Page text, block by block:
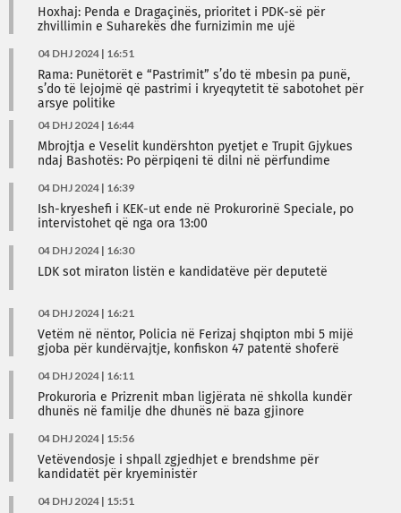
Hoxhaj: Penda e Dragaçinës, prioritet i PDK-së për
zhvillimin e Suharekës dhe furnizimin me ujë
04 DHJ 2024 | 16:51
Rama: Punëtorët e “Pastrimit” s’do të mbesin pa punë,
s’do të lejojmë që pastrimi i kryeqytetit të sabotohet për
arsye politike
04 DHJ 2024 | 16:44
Mbrojtja e Veselit kundërshton pyetjet e Trupit Gjykues
ndaj Bashotës: Po përpiqeni të dilni në përfundime
04 DHJ 2024 | 16:39
Ish-kryeshefi i KEK-ut ende në Prokurorinë Speciale, po
intervistohet që nga ora 13:00
04 DHJ 2024 | 16:30
LDK sot miraton listën e kandidatëve për deputetë
04 DHJ 2024 | 16:21
Vetëm në nëntor, Policia në Ferizaj shqipton mbi 5 mijë
gjoba për kundërvajtje, konfiskon 47 patentë shoferë
04 DHJ 2024 | 16:11
Prokuroria e Prizrenit mban ligjërata në shkolla kundër
dhunës në familje dhe dhunës në baza gjinore
04 DHJ 2024 | 15:56
Vetëvendosje i shpall zgjedhjet e brendshme për
kandidatët për kryeministër
04 DHJ 2024 | 15:51